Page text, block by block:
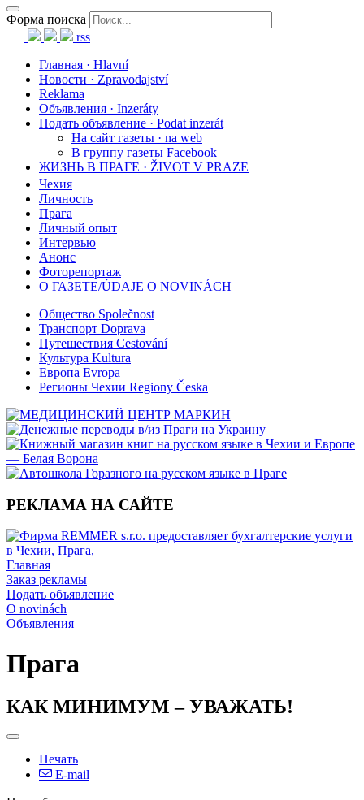
Форма поиска
rss
Главная · Hlavní
Новости · Zpravodajství
Reklama
Объявления · Inzeráty
Подать объявление · Podat inzerát
На сайт газеты · na web
В группу газеты Facebook
ЖИЗНЬ В ПРАГЕ · ŽIVOT V PRAZE
Чехия
Личность
Прага
Личный опыт
Интервью
Анонс
Фоторепортаж
О ГАЗЕТЕ/ÚDAJE O NOVINÁCH
Общество Společnost
Транспорт Doprava
Путешествия Cestování
Культура Kultura
Европа Evropa
Регионы Чехии Regiony Česka
РЕКЛАМА НА САЙТЕ
Главная
Заказ рекламы
Подать объявление
O novinách
Объявления
Прага
КАК МИНИМУМ – УВАЖАТЬ!
Печать
E-mail